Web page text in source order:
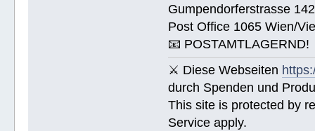
Gumpendorferstrasse 142
Post Office 1065 Wien/
📧 POSTAMTLAGERND!
⚔ Diese Webseiten
durch Spenden und
This site is protected by
Service apply.